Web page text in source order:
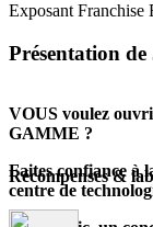
Exposant Franchise
Présentation
VOUS voulez
GAMME ?
Faites confiance à
centre de
Récompenses &